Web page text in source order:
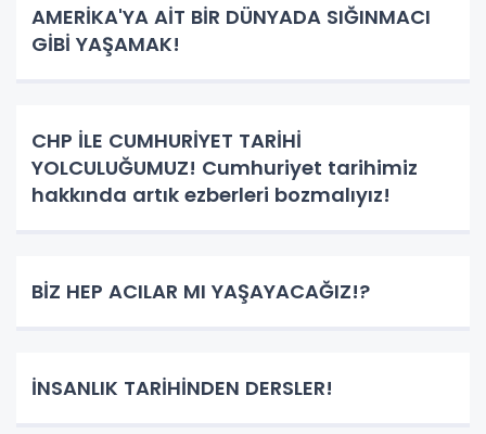
AMERİKA'YA AİT BİR DÜNYADA SIĞINMACI
GİBİ YAŞAMAK!
CHP İLE CUMHURİYET TARİHİ
YOLCULUĞUMUZ! Cumhuriyet tarihimiz
hakkında artık ezberleri bozmalıyız!
BİZ HEP ACILAR MI YAŞAYACAĞIZ!?
İNSANLIK TARİHİNDEN DERSLER!